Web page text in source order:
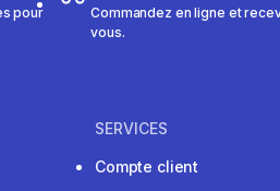
pour
Commandez en ligne et
vous.
SERVICES
Compte client